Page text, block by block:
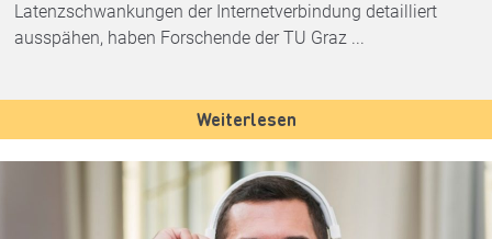
Latenzschwankungen der Internetverbindung detailliert
ausspähen, haben Forschende der TU Graz ...
Weiterlesen